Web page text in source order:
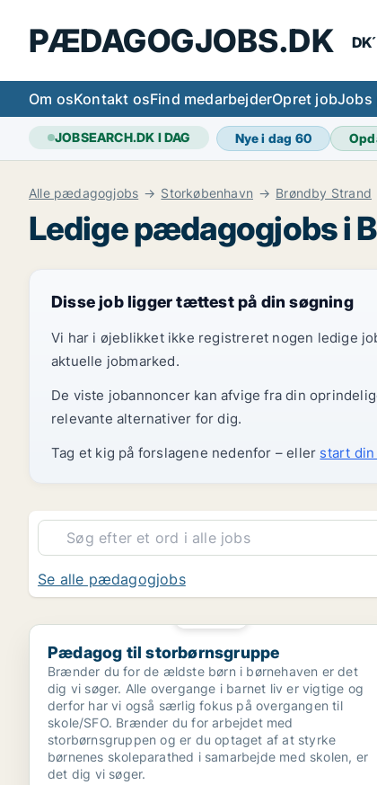
PÆDAGOGJOBS.DK
Om osKontakt osFind medarbejderOpret jobJobs
JOBSEARCH.DK I DAG Nye i dag 60
Alle pædagogjobs Storkøbenhavn Brøndby Strand
Ledige pædagogjobs i
Disse job ligger tættest på din søgning
Vi har i øjeblikket ikke registreret nogen ledige
aktuelle jobmarked.
De viste jobannoncer kan afvige fra din
relevante alternativer for dig.
Tag et kig på forslagene nedenfor – eller start
Se alle pædagogjobs
Pædagog til storbørnsgruppe
Pædagog til storbørnsgruppe
Brænder du for de ældste børn i børnehaven er det
dig vi søger. Alle overgange i barnet liv er vigtige og
derfor har vi også særlig fokus på overgangen til
skole/SFO. Brænder du for arbejdet med
storbørnsgruppen og er du optaget af at styrke
børnenes skoleparathed i samarbejde med skolen, er
det dig vi søger.